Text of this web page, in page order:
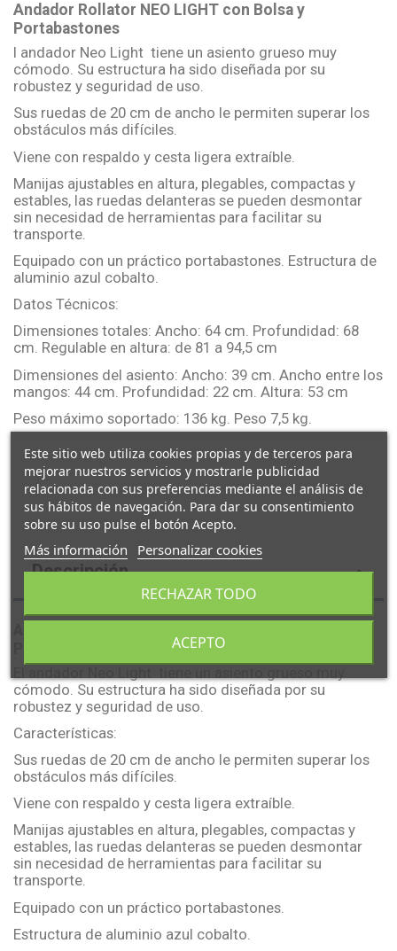
Andador Rollator NEO LIGHT con Bolsa y
Portabastones
l andador Neo Light tiene un asiento grueso muy
cómodo. Su estructura ha sido diseñada por su
robustez y seguridad de uso.
Sus ruedas de 20 cm de ancho le permiten superar los
obstáculos más difíciles.
Viene con respaldo y cesta ligera extraíble.
Manijas ajustables en altura, plegables, compactas y
estables, las ruedas delanteras se pueden desmontar
sin necesidad de herramientas para facilitar su
transporte.
Equipado con un práctico portabastones. Estructura de
aluminio azul cobalto.
Datos Técnicos:
Dimensiones totales: Ancho: 64 cm. Profundidad: 68
cm. Regulable en altura: de 81 a 94,5 cm
Dimensiones del asiento: Ancho: 39 cm. Ancho entre los
mangos: 44 cm. Profundidad: 22 cm. Altura: 53 cm
Peso máximo soportado: 136 kg. Peso 7,5 kg.
Descripción
cómodo. Su estructura ha sido diseñada por su
robustez y seguridad de uso.
Características:
Sus ruedas de 20 cm de ancho le permiten superar los
obstáculos más difíciles.
Viene con respaldo y cesta ligera extraíble.
Manijas ajustables en altura, plegables, compactas y
estables, las ruedas delanteras se pueden desmontar
sin necesidad de herramientas para facilitar su
transporte.
Equipado con un práctico portabastones.
Estructura de aluminio azul cobalto.
Este sitio web utiliza cookies propias y de terceros para
mejorar nuestros servicios y mostrarle publicidad
relacionada con sus preferencias mediante el análisis de
sus hábitos de navegación. Para dar su consentimiento
sobre su uso pulse el botón Acepto.
Más información Personalizar cookies
RECHAZAR TODO
ACEPTO